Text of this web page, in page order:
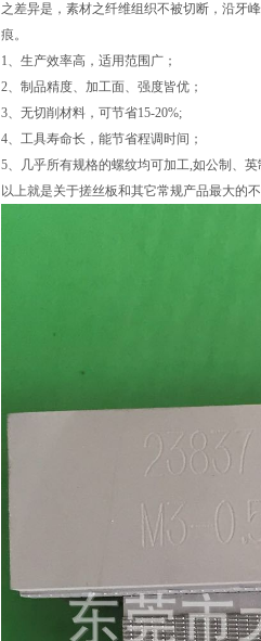
之差异是，素材之纤维组织不被切断，沿牙
痕。
1、生产效率高，适用范围广；
2、制品精度、加工面、强度皆优；
3、无切削材料，可节省15-20%;
4、工具寿命长，能节省程调时间；
5、几乎所有规格的螺纹均可加工,如公制、
以上就是关于搓丝板和其它常规产品最大的